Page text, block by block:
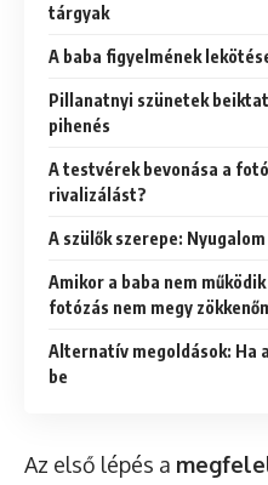
tárgyak
A baba figyelmének
Pillanatnyi szünetek
pihenés
A testvérek bevonása a
rivalizálást?
A szülők szerepe:
Amikor a baba nem
fotózás nem megy
Alternatív megoldások: Ha
be
Az első lépés a